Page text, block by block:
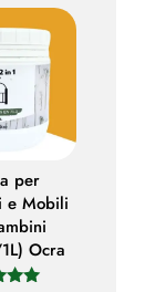
per
e Mobili
Ocra